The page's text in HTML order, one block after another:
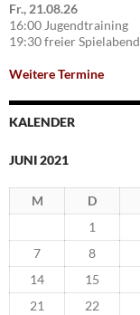
Fr., 21.08.26
16:00 Jugendtraining
19:30 freier Spielabend
Weitere Termine
KALENDER
JUNI 2021
M D
1
7
8
14
15
21
22